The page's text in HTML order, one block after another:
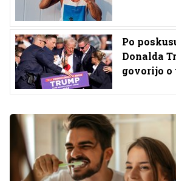
Po
Donalda
govorijo o